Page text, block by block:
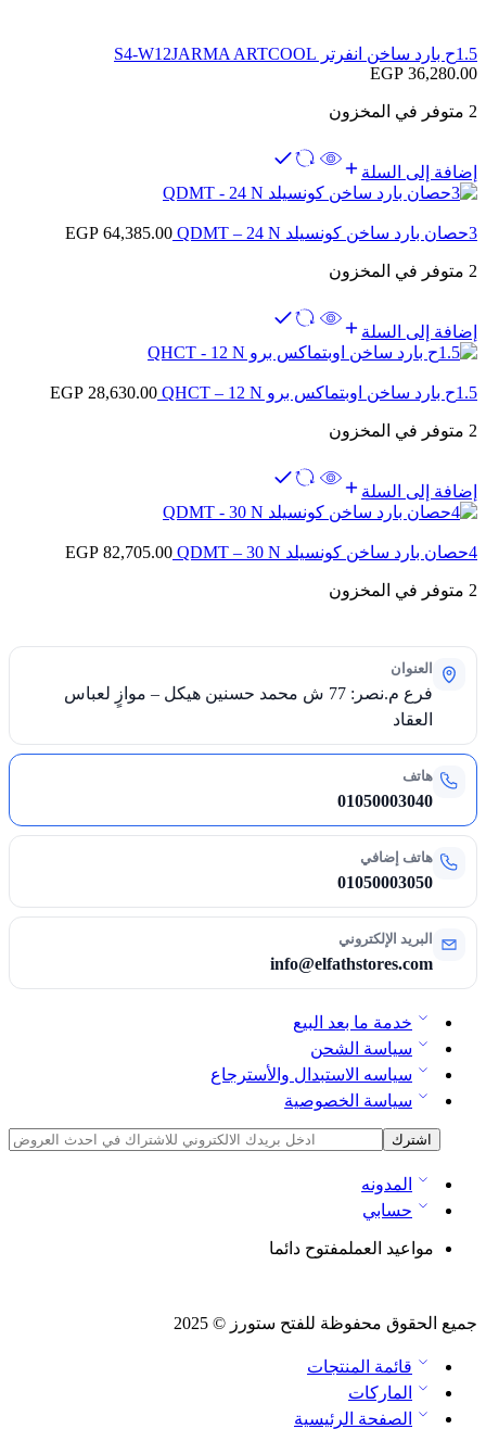
1.5ح بارد ساخن انفرتر S4-W12JARMA ARTCOOL
EGP 36,280.00
2 متوفر في المخزون
إضافة إلى السلة
3حصان بارد ساخن كونسيلد QDMT – 24 N EGP 64,385.00
2 متوفر في المخزون
إضافة إلى السلة
1.5ح بارد ساخن اوبتماكس برو QHCT – 12 N EGP 28,630.00
2 متوفر في المخزون
إضافة إلى السلة
4حصان بارد ساخن كونسيلد QDMT – 30 N EGP 82,705.00
2 متوفر في المخزون
العنوان
فرع م.نصر: 77 ش محمد حسنين هيكل – موازٍ لعباس
العقاد
هاتف
01050003040
هاتف إضافي
01050003050
البريد الإلكتروني
info@elfathstores.com
خدمة ما بعد البيع
سياسة الشحن
سياسه الاستبدال والأسترجاع
سياسة الخصوصية
المدونه
حسابي
مواعيد العملمفتوح دائما
جميع الحقوق محفوظة للفتح ستورز © 2025
قائمة المنتجات
الماركات
الصفحة الرئيسية